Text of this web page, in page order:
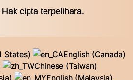
cipta terpelihara.
States)
English (Canada)
Chinese (Taiwan)
English (Malaysia)